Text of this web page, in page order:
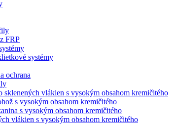
FRP
systémy
ochrana
sklenených vlákien s vysokým obsahom kremičitého
s vysokým obsahom kremičitého
s vysokým obsahom kremičitého
vlákien s vysokým obsahom kremičitého